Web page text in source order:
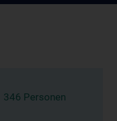
346 Personen